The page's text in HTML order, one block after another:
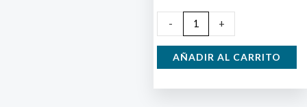
-
de
Leña
+
AÑADIR AL CARRITO